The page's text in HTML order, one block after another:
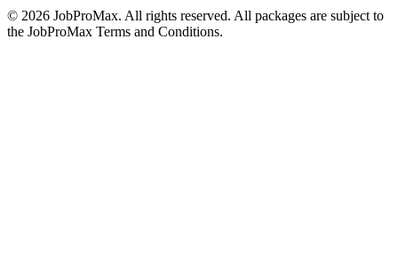
© 2026 JobProMax. All rights reserved. All packages are subject to
the JobProMax Terms and Conditions.